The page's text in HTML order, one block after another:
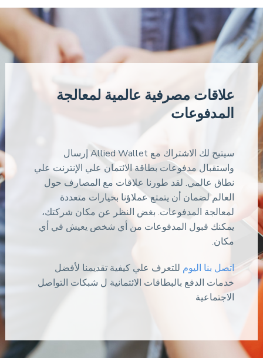
علاقات مصرفية عالمية لمعالجة
المدفوعات
سيتيح لك الاشتراك مع Allied Wallet إرسال
واستقبال مدفوعات بطاقة الائتمان علي الإنترنت علي
نطاق عالمي. لقد طورنا علاقات مع المصارف حول
العالم لضمان أن يتمتع عملاؤنا بخيارات متعددة
لمعالجة المدفوعات. بغض النظر عن مكان شركتك،
يمكنك قبول المدفوعات من أي شخص يعيش في أي
مكان.
اتصل بنا اليوم للتعرف علي كيفية تقديمنا لأفضل
خدمات الدفع بالبطاقات الائتمانية ل شبكات التواصل
الاجتماعية